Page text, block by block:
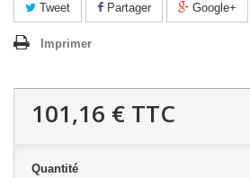
Tweet Partager Google+
Imprimer
101,16 € TTC
Quantité